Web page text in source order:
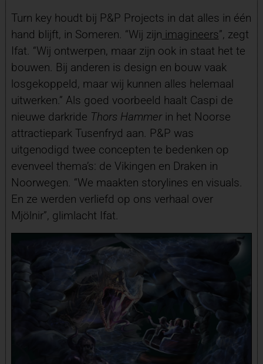
Turn key houdt bij P&P Projects in dat alles in één
hand blijft, in Someren. “Wij zijn imagineers”, zegt
Ifat. “Wij ontwerpen, maar zijn ook in staat het te
bouwen. Bij anderen is design en bouw vaak
losgekoppeld, maar wij kunnen alles helemaal
uitwerken.” Als goed voorbeeld haalt Caspi de
nieuwe darkride Thors Hammerin het Noorse
attractiepark Tusenfryd aan. P&P was
uitgenodigd twee concepten te bedenken op
evenveel thema’s: de Vikingen en Draken in
Noorwegen. “We maakten storylines en visuals.
En ze werden verliefd op ons verhaal over
Mjölnir”, glimlacht Ifat.